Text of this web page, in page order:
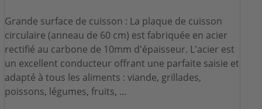
Grande surface de cuisson : La plaque de cuisson
circulaire (anneau de 60 cm) est fabriquée en acier
rectifié au carbone de 10mm d'épaisseur. L'acier est
un excellent conducteur offrant une parfaite saisie et
adapté à tous les aliments : viande, grillades,
poissons, légumes, fruits, …